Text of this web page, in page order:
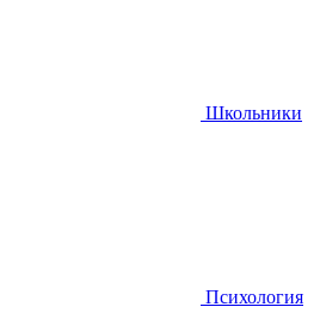
Школьники
Психология